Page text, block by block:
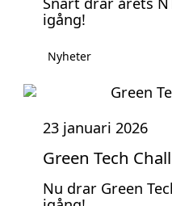
igång!
Nyheter
23 januari 2026
Green Tech
Nu drar Green